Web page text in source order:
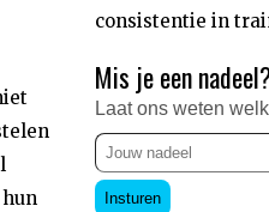
consistentie in
Mis je een
Laat ons weten
Insturen